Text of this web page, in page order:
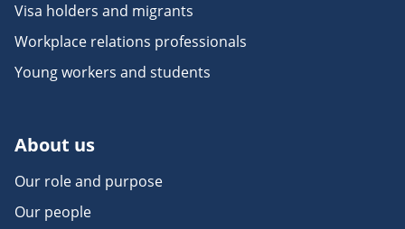
Visa holders and migrants
Workplace relations professionals
Young workers and students
About us
Our role and purpose
Our people